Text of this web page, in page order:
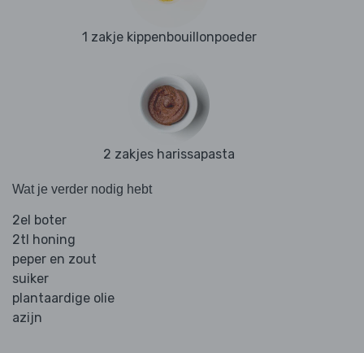
1 zakje kippenbouillonpoeder
2 zakjes harissapasta
Wat je verder nodig hebt
2el boter
2tl honing
peper en zout
suiker
plantaardige olie
azijn